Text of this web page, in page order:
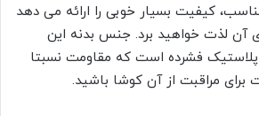
کیفیت بسیار خوبی را ارائه می دهد
آن لذت خواهید برد. جنس بدنه این
و پلاستیک فشرده است که مقاومت نسبتا
برای مراقبت از آن کوشا باشید.